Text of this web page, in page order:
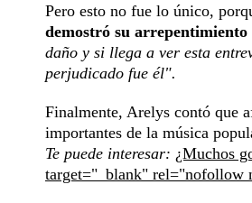
Pero esto no fue lo único,
demostró su arrepentimiento
daño y si llega a ver esta
perjudicado fue él".
Finalmente, Arelys contó que
importantes de la música
Te puede interesar: ¿Muchos
target="_blank" rel="nofollow